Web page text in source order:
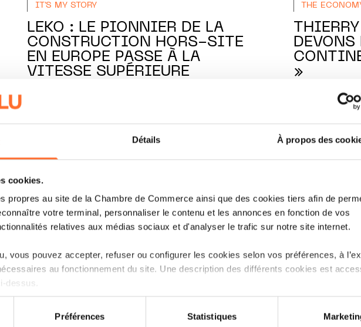
Détails À propos des
cookies.
propres au site de la Chambre de Commerce ainsi que des cookies tiers afin de
votre terminal, personnaliser le contenu et les annonces en fonction de vos
relatives aux médias sociaux et d'analyser le trafic sur notre site internet.
vous pouvez accepter, refuser ou configurer les cookies selon vos préférences, à
au fonctionnement du site. Une description des différents cookies est
dessus.
sur le site et certaines fonctionnalités (ex : lecture de vidéos, partage sur les
Préférences Statistiques
IT'S MY STORY
LEKO : LE PIONNIER DE LA
CONSTRUCTION HORS-SITE
EN EUROPE PASSE À LA
VITESSE SUPÉRIEURE
THE
DEVONS
»
IT'S MY STORY THE ECONOMY